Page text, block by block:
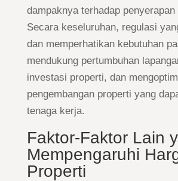
dampaknya terhadap
Secara keseluruhan, regulasi
dan memperhatikan kebutuhan
mendukung pertumbuhan
investasi properti, dan
pengembangan properti yang
tenaga kerja.
Faktor-Faktor Lain
Mempengaruhi
Properti